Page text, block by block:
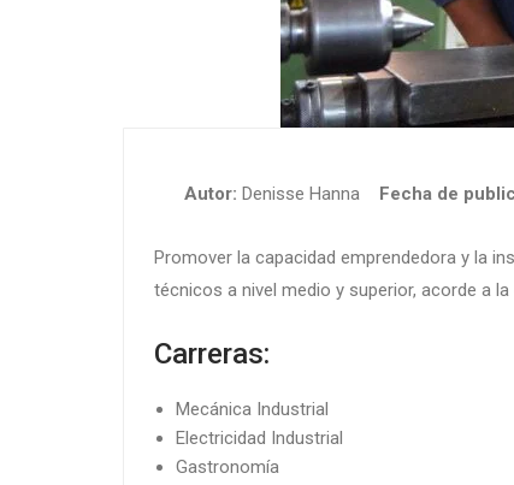
Autor: Denisse Hanna Fecha de
Promover la capacidad emprendedora y la
técnicos a nivel medio y superior, acorde a
Carreras:
Mecánica Industrial
Electricidad Industrial
Gastronomía